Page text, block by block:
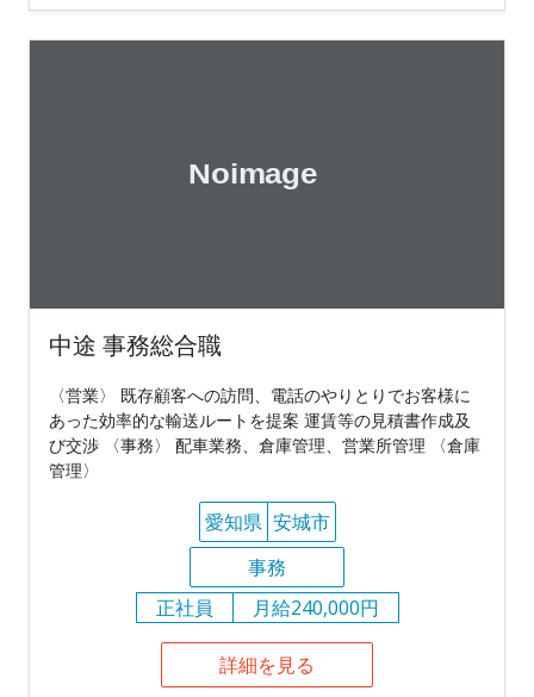
中途 事務総合職
〈営業〉 既存顧客への訪問、電話のやりとりでお客様に
あった効率的な輸送ルートを提案 運賃等の見積書作成及
び交渉 〈事務〉 配車業務、倉庫管理、営業所管理 〈倉庫
管理〉
愛知県 安城市
事務
正社員
月給240,000円
詳細を見る